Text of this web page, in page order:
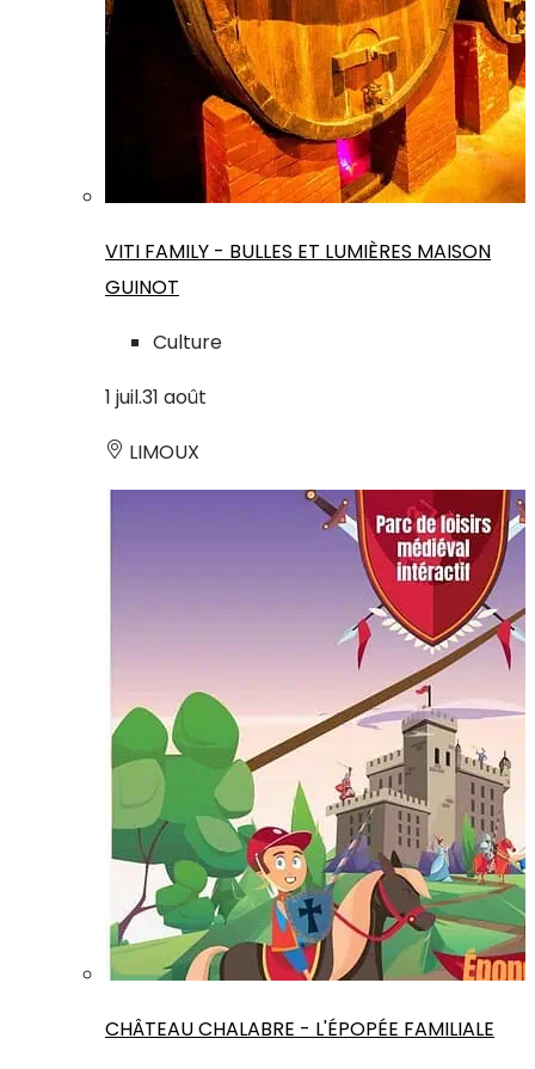
VITI FAMILY - BULLES ET LUMIÈRES MAISON
GUINOT
Culture
1 juil.31 août
LIMOUX
CHÂTEAU CHALABRE - L'ÉPOPÉE FAMILIALE